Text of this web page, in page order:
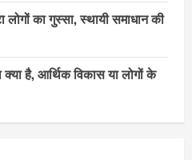
लोगों का गुस्सा, स्थायी समाधान की
है, आर्थिक विकास या लोगों के